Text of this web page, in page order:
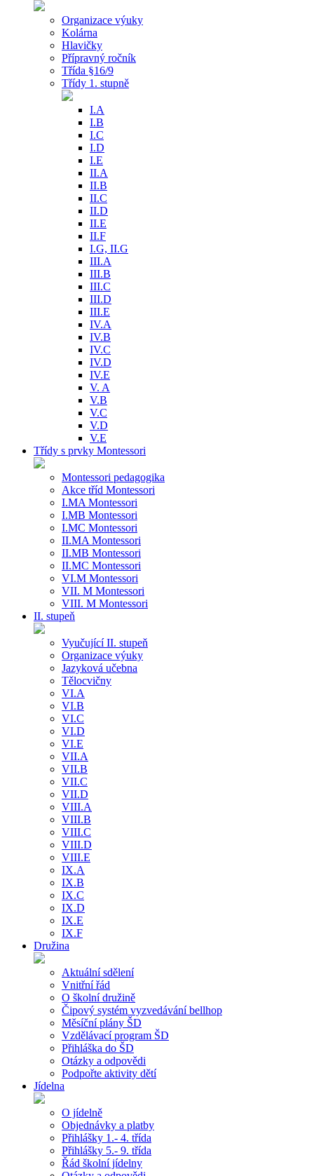
Organizace výuky
Kolárna
Hlavičky
Přípravný ročník
Třída §16/9
Třídy 1. stupně
I.A
I.B
I.C
I.D
I.E
II.A
II.B
II.C
II.D
II.E
II.F
I.G, II.G
III.A
III.B
III.C
III.D
III.E
IV.A
IV.B
IV.C
IV.D
IV.E
V. A
V.B
V.C
V.D
V.E
Třídy s prvky Montessori
Montessori pedagogika
Akce tříd Montessori
I.MA Montessori
I.MB Montessori
I.MC Montessori
II.MA Montessori
II.MB Montessori
II.MC Montessori
VI.M Montessori
VII. M Montessori
VIII. M Montessori
II. stupeň
Vyučující II. stupeň
Organizace výuky
Jazyková učebna
Tělocvičny
VI.A
VI.B
VI.C
VI.D
VI.E
VII.A
VII.B
VII.C
VII.D
VIII.A
VIII.B
VIII.C
VIII.D
VIII.E
IX.A
IX.B
IX.C
IX.D
IX.E
IX.F
Družina
Aktuální sdělení
Vnitřní řád
O školní družině
Čipový systém vyzvedávání bellhop
Měsíční plány ŠD
Vzdělávací program ŠD
Přihláška do ŠD
Otázky a odpovědi
Podpořte aktivity dětí
Jídelna
O jídelně
Objednávky a platby
Přihlášky 1.- 4. třída
Přihlášky 5.- 9. třída
Řád školní jídelny